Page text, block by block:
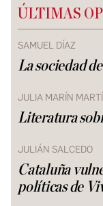
ÚLTIMAS
SAMUEL DÍAZ
La sociedad
JULIA MARÍN
Literatura
JULIÁN SALCEDO
Cataluña
políticas de